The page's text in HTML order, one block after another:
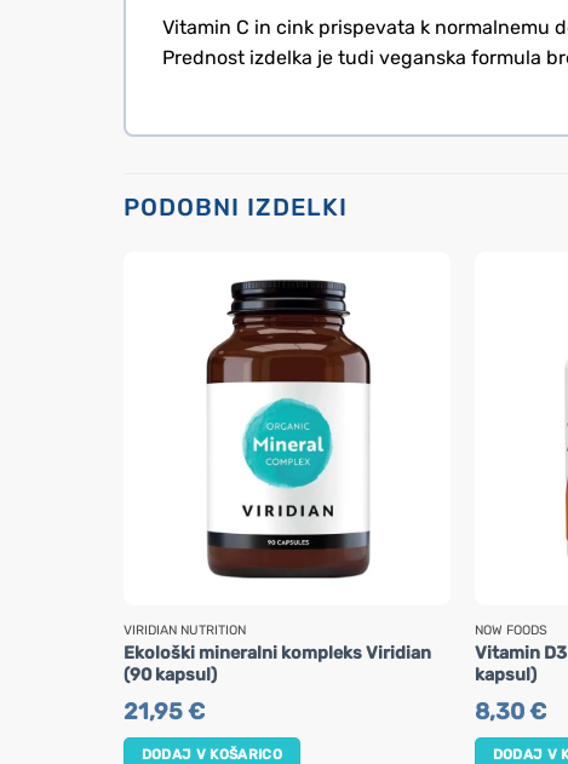
Vitamin C in cink prispevata k normalnemu
Prednost izdelka je tudi veganska formula
PODOBNI IZDELKI
VIRIDIAN NUTRITION
Ekološki mineralni kompleks Viridian
(90 kapsul)
21,95€
DODAJ V KOŠARICO
NOW FOODS
Vitamin D3
kapsul)
8,30€
DODAJ V